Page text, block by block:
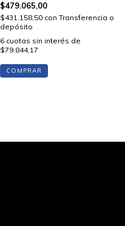
$479.065,00
$431.158,50 con Transferencia o
depósito
6 cuotas sin interés de
$79.844,17
COMPRAR